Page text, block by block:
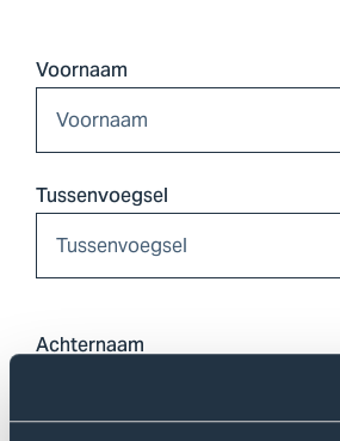
Voornaam
Tussenvoegsel
Achternaam